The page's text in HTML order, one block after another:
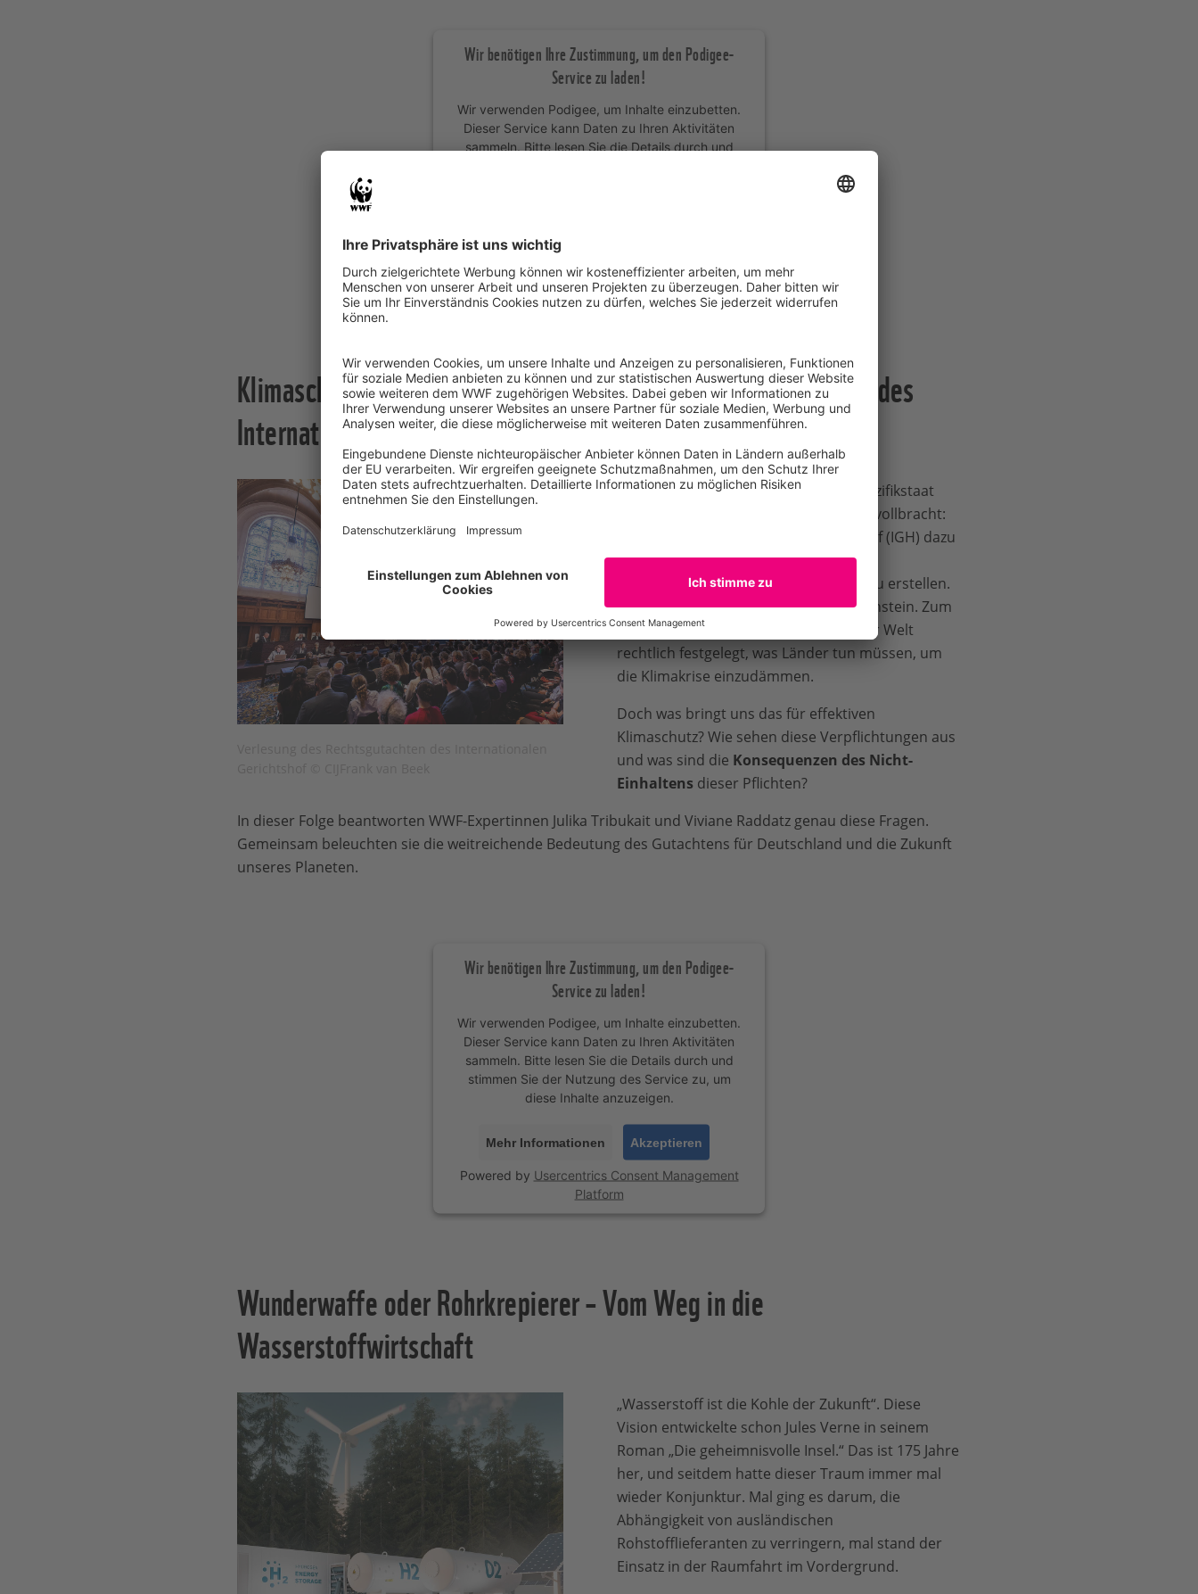
Wir benötigen Ihre Zustimmung, um den Podigee-
Service zu laden!
Wir verwenden Podigee, um Inhalte einzubetten.
Dieser Service kann Daten zu Ihren Aktivitäten
sammeln. Bitte lesen Sie die Details durch und
Platform
Klimaschutz ins Völkerrecht: Was bringt das Rechtsgutachten des
Internationalen Gerichtshofs?
Eine Gruppe Studierender aus dem Pazifikstaat
Vanuatu hat eine historische Leistung vollbracht:
Sie hat den Internationalen Gerichtshof (IGH) dazu
bewegt, einGutachten zu den
Klimaschutzpflichten aller Staaten
zu erstellen.
Das Ergebnis ist ein historischer Meilenstein. Zum
ersten Mal hat das höchste Gericht der Welt
rechtlich festgelegt, was Länder tun müssen, um
die Klimakrise einzudämmen.
Doch was bringt uns das für effektiven
Klimaschutz? Wie sehen diese Verpflichtungen aus
und was sind die Konsequenzen des Nicht-
Einhaltens dieser Pflichten?
In dieser Folge beantworten WWF-Expertinnen Julika Tribukait und Viviane Raddatz genau diese Fragen.
Gemeinsam beleuchten sie die weitreichende Bedeutung des Gutachtens für Deutschland und die Zukunft
unseres Planeten.
Wir benötigen Ihre Zustimmung, um den Podigee-
Service zu laden!
Wir verwenden Podigee, um Inhalte einzubetten.
Dieser Service kann Daten zu Ihren Aktivitäten
sammeln. Bitte lesen Sie die Details durch und
stimmen Sie der Nutzung des Service zu, um
diese Inhalte anzuzeigen.
Mehr Informationen Akzeptieren
Powered by Usercentrics Consent Management
Platform
Wunderwaffe oder Rohrkrepierer – Vom Weg in die
Wasserstoffwirtschaft
„Wasserstoff ist die Kohle der Zukunft“. Diese
Vision entwickelte schon Jules Verne in seinem
Roman „Die geheimnisvolle Insel.“ Das ist 175 Jahre
her, und seitdem hatte dieser Traum immer mal
wieder Konjunktur. Mal ging es darum, die
Abhängigkeit von ausländischen
Rohstofflieferanten zu verringern, mal stand der
Einsatz in der Raumfahrt im Vordergrund.